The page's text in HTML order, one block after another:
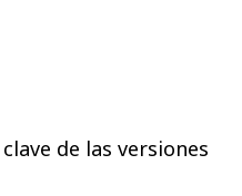
de las versiones